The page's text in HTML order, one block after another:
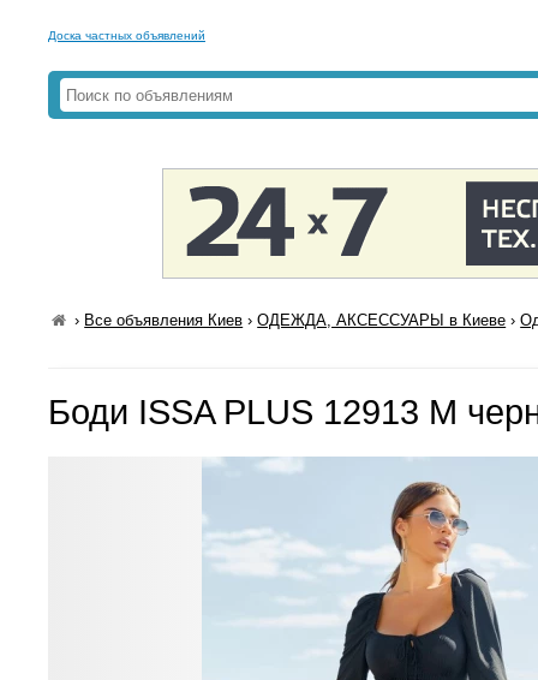
Доска частных объявлений
› Все объявления Киев ›ОДЕЖДА, АКСЕССУАРЫ в Киеве ›
Боди ISSA PLUS 12913 M